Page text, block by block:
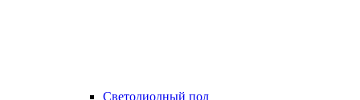
Светодиодный пол